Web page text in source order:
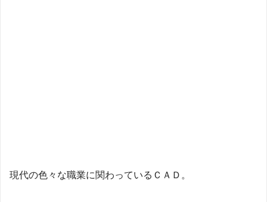
現代の色々な職業に関わっているＣＡＤ。